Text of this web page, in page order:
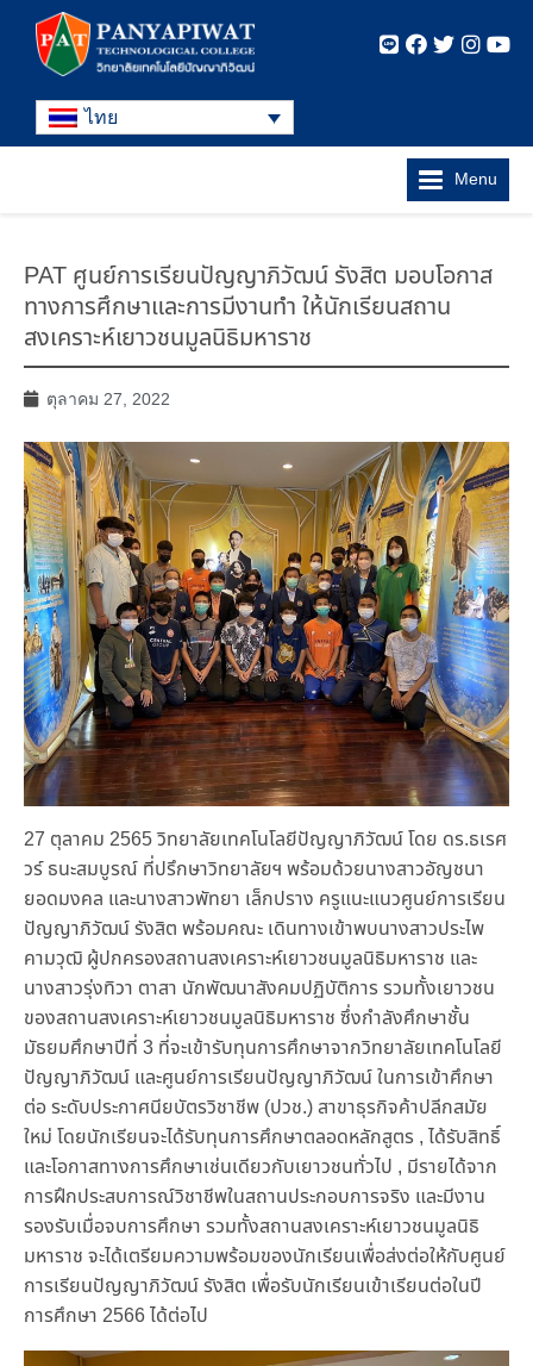
ไทย
Menu
PAT ศูนย์การเรียนปัญญาภิวัฒน์ รังสิต มอบโอกาส
ทางการศึกษาและการมีงานทำ ให้นักเรียนสถาน
สงเคราะห์เยาวชนมูลนิธิมหาราช
ตุลาคม 27, 2022
27 ตุลาคม 2565 วิทยาลัยเทคโนโลยีปัญญาภิวัฒน์ โดย ดร.ธเรศ
วร์ ธนะสมบูรณ์ ที่ปรึกษาวิทยาลัยฯ พร้อมด้วยนางสาวอัญชนา
ยอดมงคล และนางสาวพัทยา เล็กปราง ครูแนะแนวศูนย์การเรียน
ปัญญาภิวัฒน์ รังสิต พร้อมคณะ เดินทางเข้าพบนางสาวประไพ
คามวุฒิ ผู้ปกครองสถานสงเคราะห์เยาวชนมูลนิธิมหาราช และ
นางสาวรุ่งทิวา ตาสา นักพัฒนาสังคมปฏิบัติการ รวมทั้งเยาวชน
ของสถานสงเคราะห์เยาวชนมูลนิธิมหาราช ซึ่งกำลังศึกษาชั้น
มัธยมศึกษาปีที่ 3 ที่จะเข้ารับทุนการศึกษาจากวิทยาลัยเทคโนโลยี
ปัญญาภิวัฒน์ และศูนย์การเรียนปัญญาภิวัฒน์ ในการเข้าศึกษา
ต่อ ระดับประกาศนียบัตรวิชาชีพ (ปวช.) สาขาธุรกิจค้าปลีกสมัย
ใหม่ โดยนักเรียนจะได้รับทุนการศึกษาตลอดหลักสูตร , ได้รับสิทธิ์
และโอกาสทางการศึกษาเช่นเดียวกับเยาวชนทั่วไป , มีรายได้จาก
การฝึกประสบการณ์วิชาชีพในสถานประกอบการจริง และมีงาน
รองรับเมื่อจบการศึกษา รวมทั้งสถานสงเคราะห์เยาวชนมูลนิธิ
มหาราช จะได้เตรียมความพร้อมของนักเรียนเพื่อส่งต่อให้กับศูนย์
การเรียนปัญญาภิวัฒน์ รังสิต เพื่อรับนักเรียนเข้าเรียนต่อในปี
การศึกษา 2566 ได้ต่อไป